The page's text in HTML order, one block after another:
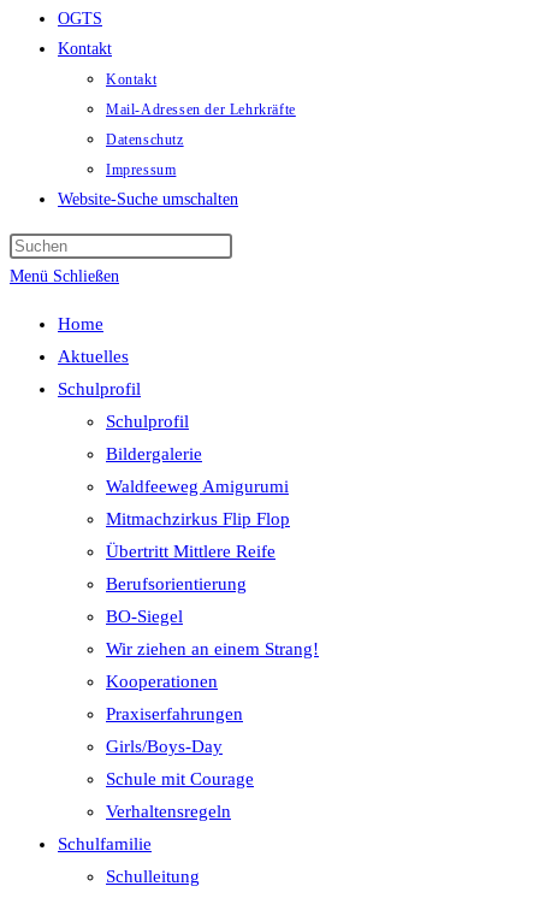
OGTS
Kontakt
Kontakt
Mail-Adressen der Lehrkräfte
Datenschutz
Impressum
Website-Suche umschalten
Menü Schließen
Home
Aktuelles
Schulprofil
Schulprofil
Bildergalerie
Waldfeeweg Amigurumi
Mitmachzirkus Flip Flop
Übertritt Mittlere Reife
Berufsorientierung
BO-Siegel
Wir ziehen an einem Strang!
Kooperationen
Praxiserfahrungen
Girls/Boys-Day
Schule mit Courage
Verhaltensregeln
Schulfamilie
Schulleitung